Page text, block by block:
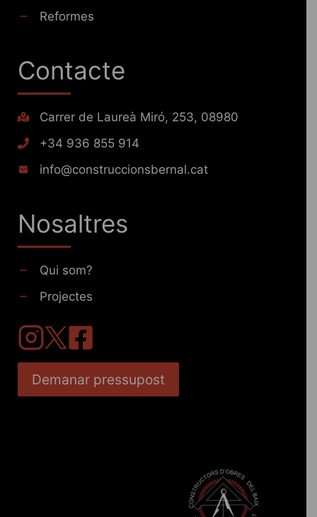
Reformes
Contacte
Carrer de Laureà Miró, 253, 08980
+34 936 855 914
info@construccionsbernal.cat
Nosaltres
Qui som?
Projectes
Demanar pressupost